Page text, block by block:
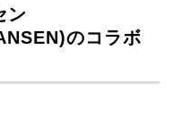
ン
のコラボ